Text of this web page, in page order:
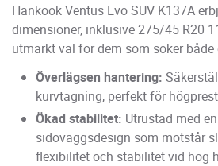
Hankook Ventus Evo SUV K137A
dimensioner, inklusive 275/45 R20
utmärkt val för dem som söker
Överlägsen hantering:
kurvtagning, perfekt för
Ökad stabilitet: Utrustad med
sidoväggsdesign som motstår
flexibilitet och stabilitet vid hög